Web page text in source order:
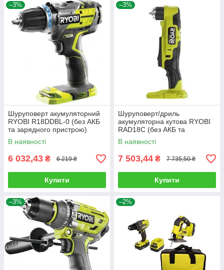
–3%
Шуруповерт акумуляторний
RYOBI R18DDBL-0 (без АКБ
та зарядного пристрою)
В наявності
6 032,43 ₴ 6 219 ₴
Купити
–3%
Шуруповерт/дриль
акумуляторна кутова RYOBI
RAD18С (без АКБ та
зарядного пристрою)
В наявності
7 503,44 ₴ 7 735,50 ₴
Купити
–3% –2%